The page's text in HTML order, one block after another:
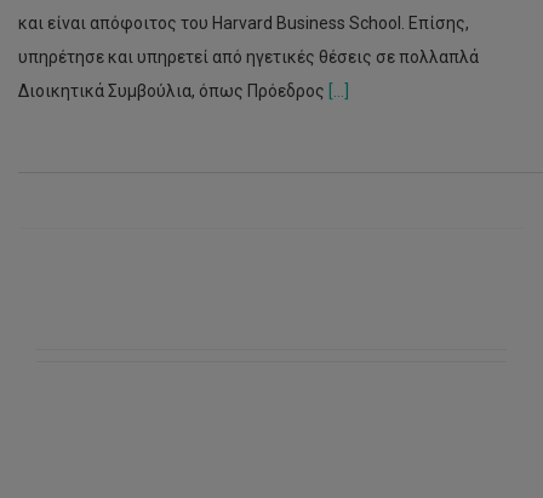
και είναι απόφοιτος του Harvard Business School. Επίσης,
υπηρέτησε και υπηρετεί από ηγετικές θέσεις σε πολλαπλά
Διοικητικά Συμβούλια, όπως Πρόεδρος